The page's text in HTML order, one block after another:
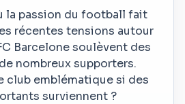
la passion du football fait
récentes tensions autour
Barcelone soulèvent des
nombreux supporters.
club emblématique si des
surviennent ?